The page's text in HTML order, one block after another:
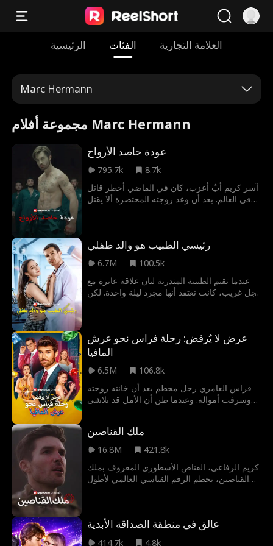
الرئيسية الفئات العلامة التجارية
Marc Hermann
مجموعة أفلام Marc Hermann
عودة حاصد الأرواح
795.7k
8.7k
آسر كريم أبٌ أعزب، كان في الماضي أخطر قاتل
في العالم. بعد أن وعد زوجته المحتضرة ألا يقتل
رئيسي الطبيب هو والد طفلي
6.7M
100.5k
عندما تقيم الطبيبة المتدربة ليان علاقة عابرة مع
رجل غريب، كانت تعتقد أنها مجرد ليلة واحدة. لكن
التحديات في الظهور، من منافسيها الغيورين
وعائلتها التي ترفض علاقتها، إضافة إلى شخصية
بينهما. ومع تصاعد الضغوط من كل الجهات، هل
سيتمكنان من تجاوز الفوضى والعثور على الحب
وسط كل هذه العواصف؟
عرض لا يُرفض: رحلة فراس نحو عرش
المافيا
6.5M
106.8k
فراس العامري رجل محطم بعد أن خانته زوجته
وسرقت أمواله. وعندما ظن أن الأمل قد تلاشى
اختباراته، فسيخلفه فراس ليصبح العرّاب الجديد
لعصابة البرهان
ملك القناصين
16.8M
421.8k
كريم الرفاعي، القناص الأسطوري المعروف بملك
القناصين، يحطم الرقم القياسي العالمي لأطول
يعرف هويته الحقيقية. يواجه النادي تهديداً
بالاستحواذ العدائي. ولحماية سلمى مالكة النادي
عالق في منطقة الصداقة الأبدية
414.7k
4.8k